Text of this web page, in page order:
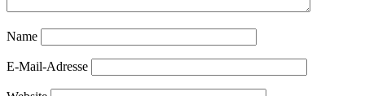
Name
E-Mail-Adresse